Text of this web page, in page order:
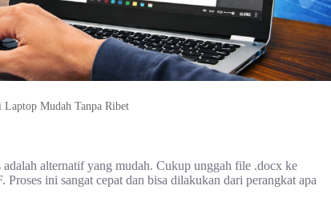
Mudah Tanpa Ribet
alternatif yang mudah. Cukup unggah file .docx ke
ini sangat cepat dan bisa dilakukan dari perangkat apa